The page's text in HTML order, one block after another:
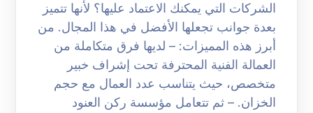
الشركات التي يمكنك الاعتماد عليها؟ لأنها تتميز
بعدة جوانب تجعلها الأفضل في هذا المجال. من
أبرز هذه المميزات: – لديها فرق متكاملة من
العمالة الفنية المحترفة تحت إشراف خبير
متخصص، حيث يتناسب عدد العمال مع حجم
الخزان. – ثم تتعامل مؤسسة ركن العنود